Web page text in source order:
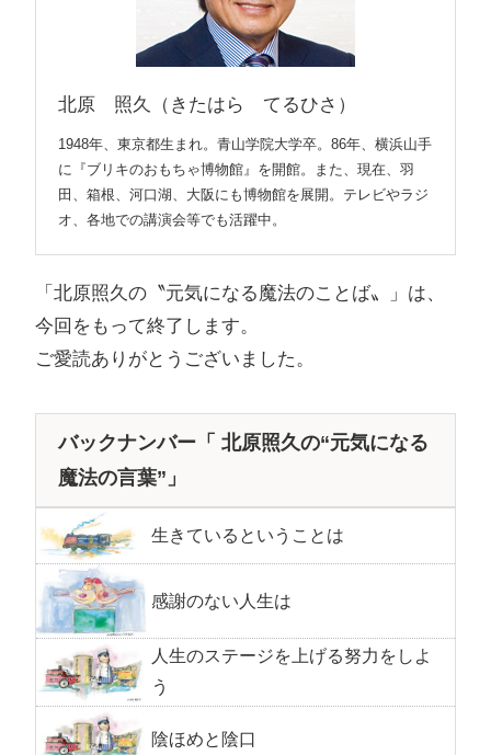
北原 照久（きたはら てるひさ）
1948年、東京都生まれ。青山学院大学卒。86年、横浜山手
に『ブリキのおもちゃ博物館』を開館。また、現在、羽
田、箱根、河口湖、大阪にも博物館を展開。テレビやラジ
オ、各地での講演会等でも活躍中。
「北原照久の〝元気になる魔法のことば〟」は、
今回をもって終了します。
ご愛読ありがとうございました。
バックナンバー「 北原照久の“元気になる
魔法の言葉”」
生きているということは
感謝のない人生は
人生のステージを上げる努力をしよ
う
陰ほめと陰口